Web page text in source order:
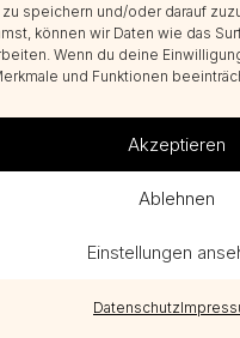
speichern und/oder darauf
können wir Daten wie das
Wenn du deine
und Funktionen
Akzeptieren
Ablehnen
Einstellungen
Datenschutz